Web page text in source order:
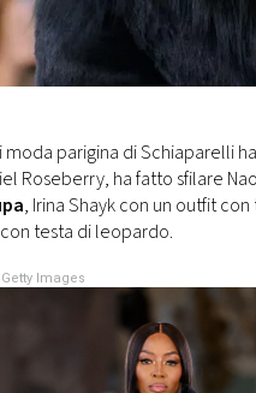
moda parigina di Schiaparelli
Roseberry, ha fatto sfilare
, Irina Shayk con un outfit
testa di leopardo.
Images